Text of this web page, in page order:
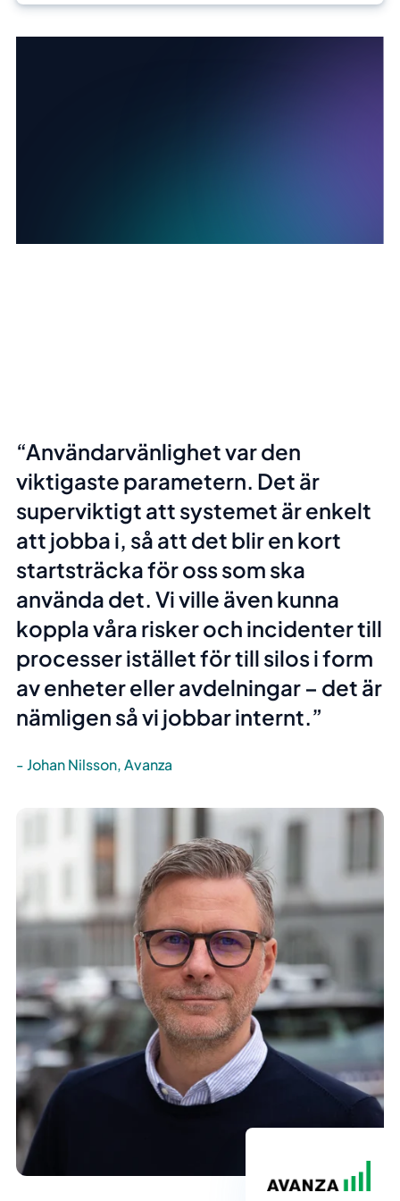
rätt att invända mot vår behandling av dina
Användarvänlighet var den
viktigaste parametern. Det är
superviktigt att systemet är enkelt
att jobba i, så att det blir en kort
startsträcka för oss som ska
använda det. Vi ville även kunna
koppla våra risker och incidenter till
processer istället för till silos i form
av enheter eller avdelningar – det är
nämligen så vi jobbar internt.
Johan Nilsson, Avanza